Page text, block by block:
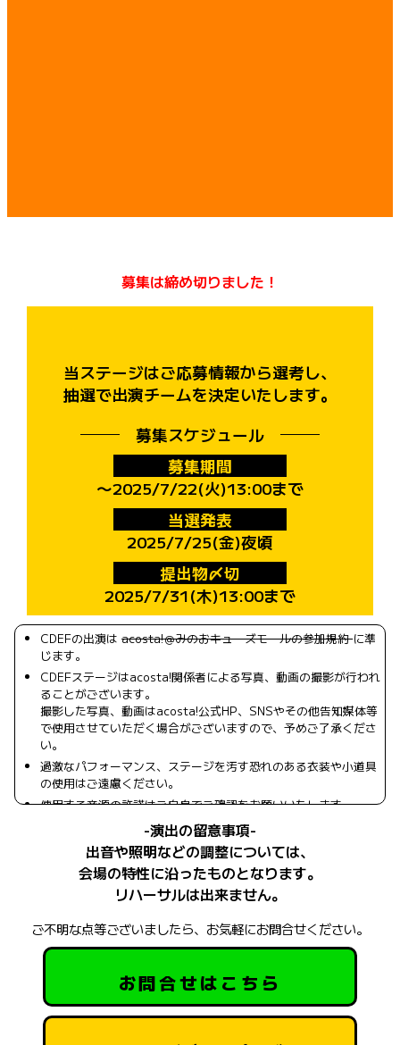
募集は締め切りました！
当ステージはご応募情報から選考し、
抽選で出演チームを決定いたします。
募集スケジュール
募集期間
〜2025/7/22(火)13:00まで
当選発表
2025/7/25(金)夜頃
提出物〆切
2025/7/31(木)13:00まで
CDEFの出演はacosta!＠みのおキューズモールの参加規約に準
じます。
CDEFステージはacosta!関係者による写真、動画の撮影が行われ
ることがございます。
撮影した写真、動画はacosta!公式HP、SNSやその他告知媒体等
で使用させていただく場合がございますので、予めご了承くださ
い。
過激なパフォーマンス、ステージを汚す恐れのある衣装や小道具
の使用はご遠慮ください。
使用する音源の許諾はご自身でご確認をお願いいたします。
音源にセリフが入る場合は出演時間のうち30秒以内に収めてくだ
-演出の留意事項-
出音や照明などの調整については、
会場の特性に沿ったものとなります。
リハーサルは出来ません。
ご不明な点等ございましたら、お気軽にお問合せください。
お問合せはこちら